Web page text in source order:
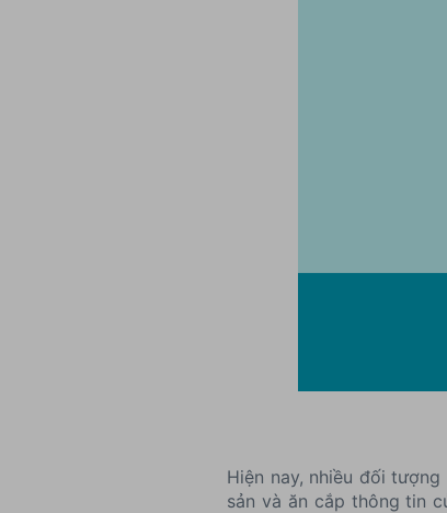
Hiện nay, nhiều đối
sản và ăn cắp thông tin